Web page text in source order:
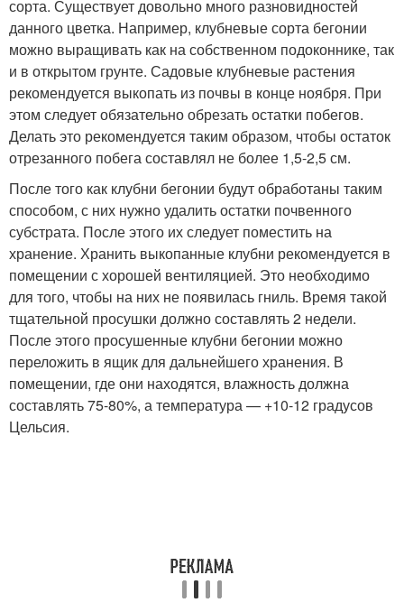
сорта. Существует довольно много разновидностей
данного цветка. Например, клубневые сорта бегонии
можно выращивать как на собственном подоконнике, так
и в открытом грунте. Садовые клубневые растения
рекомендуется выкопать из почвы в конце ноября. При
этом следует обязательно обрезать остатки побегов.
Делать это рекомендуется таким образом, чтобы остаток
отрезанного побега составлял не более 1,5-2,5 см.
После того как клубни бегонии будут обработаны таким
способом, с них нужно удалить остатки почвенного
субстрата. После этого их следует поместить на
хранение. Хранить выкопанные клубни рекомендуется в
помещении с хорошей вентиляцией. Это необходимо
для того, чтобы на них не появилась гниль. Время такой
тщательной просушки должно составлять 2 недели.
После этого просушенные клубни бегонии можно
переложить в ящик для дальнейшего хранения. В
помещении, где они находятся, влажность должна
составлять 75-80%, а температура — +10-12 градусов
Цельсия.